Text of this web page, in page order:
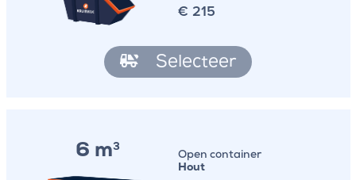
€ 215
Selecteer
6 m3
Open container
Hout